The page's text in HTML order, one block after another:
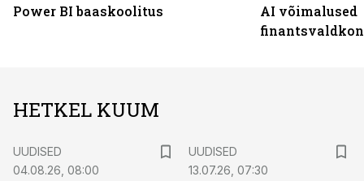
Power BI baaskoolitus
AI võimalused
HETKEL KUUM
UUDISED
04.08.26, 08:00
UUDISED
13.07.26, 07:30